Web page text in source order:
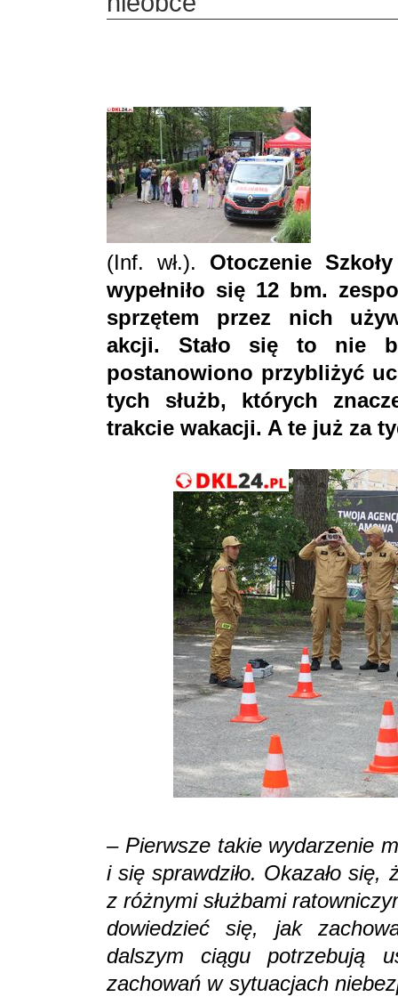
(Inf. wł.). Otoczenie
wypełniło się 12 bm.
sprzętem przez nich
akcji. Stało się to nie
postanowiono przybliżyć
tych służb, których
trakcie wakacji. A te już za
– Pierwsze takie wydarzenie
i się sprawdziło. Okazało
z różnymi służbami
dowiedzieć się, jak
dalszym ciągu potrzebują
zachowań w sytuacjach